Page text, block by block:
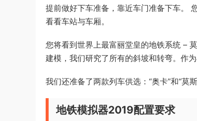
提前做好下车准备，靠近车门准备下车。
看看车站与车厢。
您将看到世界上最富丽堂皇的地铁系统 –
建模，我们研究了所有的斜坡和转弯。作
我们还准备了两款列车供选：“奥卡”和“莫
地铁模拟器2019配置要求